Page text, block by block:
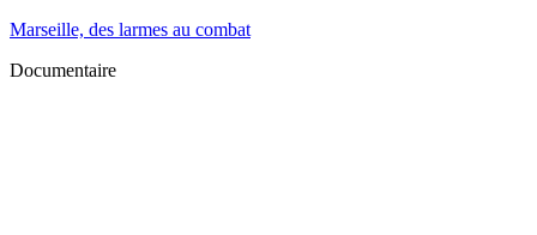
Marseille, des larmes au combat
Documentaire